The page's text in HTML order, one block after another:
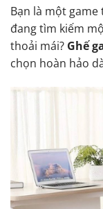
Bạn là một
đang tìm kiếm
thoải mái? Ghế
chọn hoàn hảo